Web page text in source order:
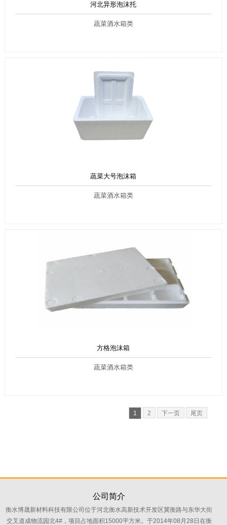
河北异形泡沫托
蔬菜酒水箱类
蔬菜大号泡沫箱
蔬菜酒水箱类
方格泡沫箱
蔬菜酒水箱类
1 2 下一页 尾页
公司简介
衡水博晟新材料科技有限公司位于河北衡水高新技术开发区冀衡路与东华大街
交叉道成物流园北4#，项目占地面积15000平方米。于2014年08月28日在衡